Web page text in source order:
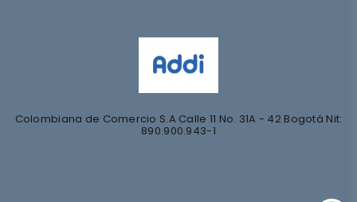
Colombiana de Comercio S.A Calle 11 No. 31A - 42 Bogotá Nit:
890.900.943-1